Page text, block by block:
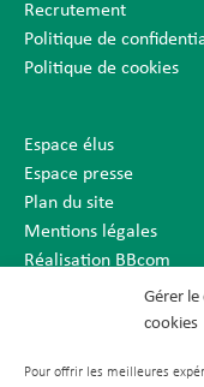
Gérer
cookies
Pour offrir les meilleures
Recrutement
Politique de
Politique de cookies
Espace élus
Espace presse
Plan du site
Mentions légales
Réalisation BBcom